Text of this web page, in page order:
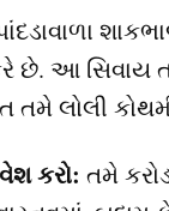
છે. આ સિવાય
લોલી
કરો: તમે